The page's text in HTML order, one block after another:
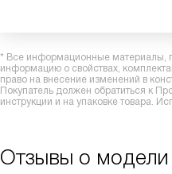
* Все информационные материалы,
информацию о свойствах,
право на внесение изменений в
Покупатель должен обратиться к
инструкции и на упаковке товара.
Отзывы о модели